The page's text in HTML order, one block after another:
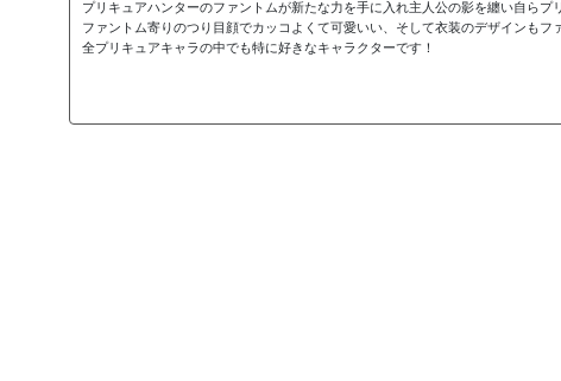
プリキュアハンターのファントムが新たな力を手に入れ主人公の影を纏い自らプ
ファントム寄りのつり目顔でカッコよくて可愛いい、そして衣装のデザインも
全プリキュアキャラの中でも特に好きなキャラクターです！